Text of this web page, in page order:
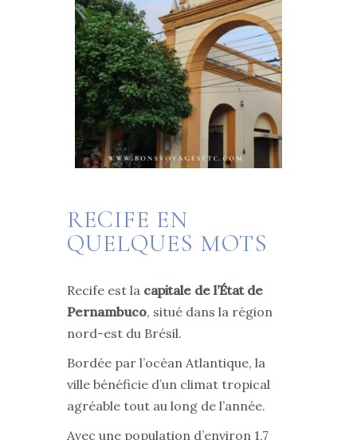
RECIFE EN
QUELQUES MOTS
Recife est la capitale de l’État de
Pernambuco, situé dans la région
nord-est du Brésil.
Bordée par l’océan Atlantique, la
ville bénéficie d’un climat tropical
agréable tout au long de l’année.
Avec une population d’environ 1,7